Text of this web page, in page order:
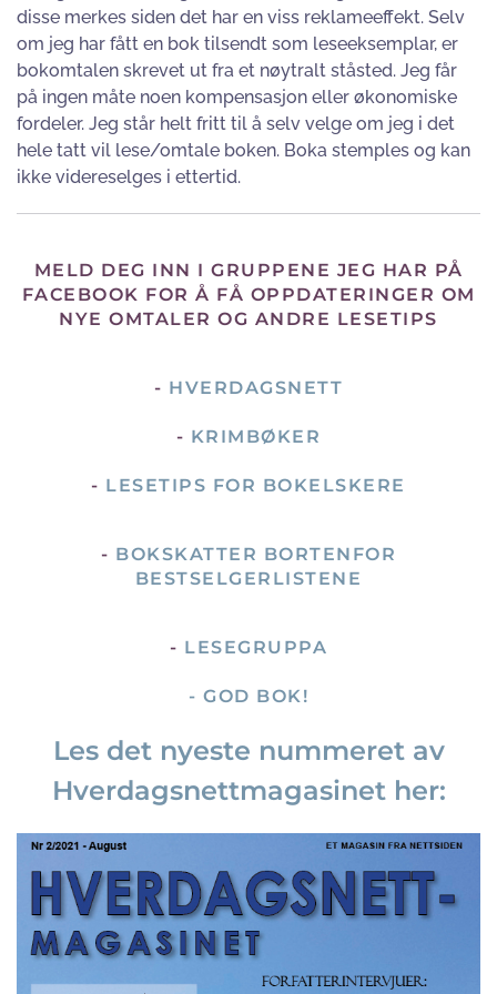
disse merkes siden det har en viss reklameeffekt. Selv
om jeg har fått en bok tilsendt som leseeksemplar, er
bokomtalen skrevet ut fra et nøytralt ståsted. Jeg får
på ingen måte noen kompensasjon eller økonomiske
fordeler. Jeg står helt fritt til å selv velge om jeg i det
hele tatt vil lese/omtale boken. Boka stemples og kan
ikke videreselges i ettertid.
MELD DEG INN I GRUPPENE JEG HAR PÅ
FACEBOOK FOR Å FÅ OPPDATERINGER OM
NYE OMTALER OG ANDRE LESETIPS
- HVERDAGSNETT
- KRIMBØKER
- LESETIPS FOR BOKELSKERE
- BOKSKATTER BORTENFOR
BESTSELGERLISTENE
- LESEGRUPPA
- GOD BOK!
Les det nyeste nummeret av
Hverdagsnettmagasinet her: